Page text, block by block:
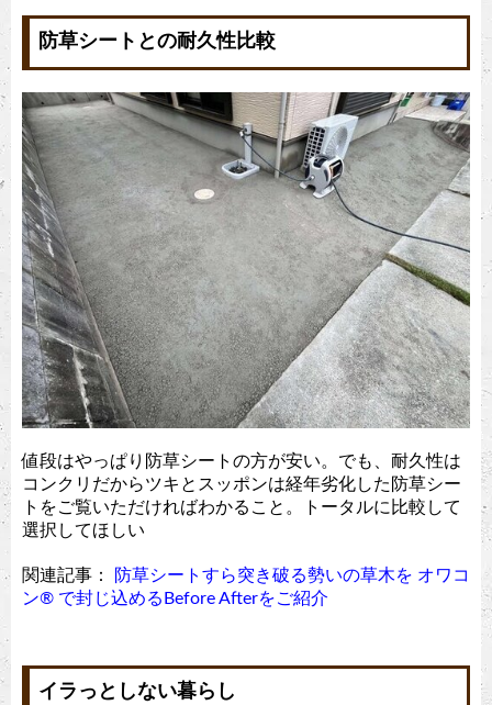
防草シートとの耐久性比較
値段はやっぱり防草シートの方が安い。でも、耐久性は
コンクリだからツキとスッポンは経年劣化した防草シー
トをご覧いただければわかること。トータルに比較して
選択してほしい
関連記事：
防草シートすら突き破る勢いの草木を オワコ
ン®︎ で封じ込めるBefore Afterをご紹介
イラっとしない暮らし